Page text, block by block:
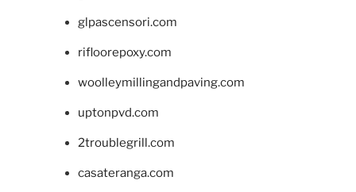
glpascensori.com
rifloorepoxy.com
woolleymillingandpaving.com
uptonpvd.com
2troublegrill.com
casateranga.com